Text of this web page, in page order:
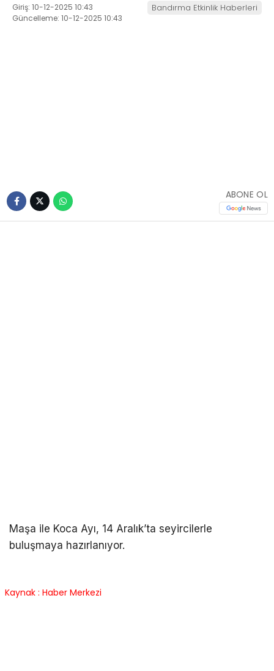
Giriş: 10-12-2025 10:43
Güncelleme: 10-12-2025 10:43
Bandırma Etkinlik Haberleri